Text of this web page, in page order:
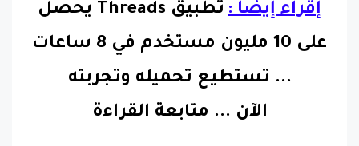
إقراء إيضاً :
تطبيق Threads يحصل
على 10 مليون مستخدم في 8 ساعات
... تستطيع تحميله وتجربته
الآن ... متابعة القراءة